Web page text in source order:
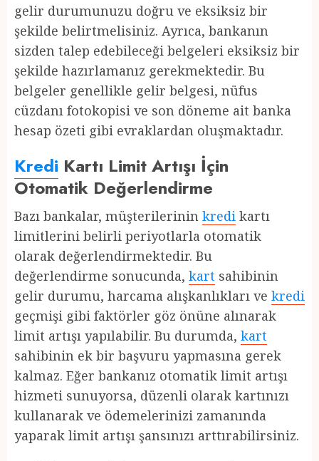
gelir durumunuzu doğru ve eksiksiz bir
şekilde belirtmelisiniz. Ayrıca, bankanın
sizden talep edebileceği belgeleri eksiksiz bir
şekilde hazırlamanız gerekmektedir. Bu
belgeler genellikle gelir belgesi, nüfus
cüzdanı fotokopisi ve son döneme ait banka
hesap özeti gibi evraklardan oluşmaktadır.
Kredi Kartı Limit Artışı İçin
Otomatik Değerlendirme
Bazı bankalar, müşterilerinin kredi kartı
limitlerini belirli periyotlarla otomatik
olarak değerlendirmektedir. Bu
değerlendirme sonucunda, kart sahibinin
gelir durumu, harcama alışkanlıkları ve kredi
geçmişi gibi faktörler göz önüne alınarak
limit artışı yapılabilir. Bu durumda, kart
sahibinin ek bir başvuru yapmasına gerek
kalmaz. Eğer bankanız otomatik limit artışı
hizmeti sunuyorsa, düzenli olarak kartınızı
kullanarak ve ödemelerinizi zamanında
yaparak limit artışı şansınızı arttırabilirsiniz.